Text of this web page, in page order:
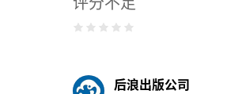
章节复习题
参考文献与进阶阅读
后浪出版公司